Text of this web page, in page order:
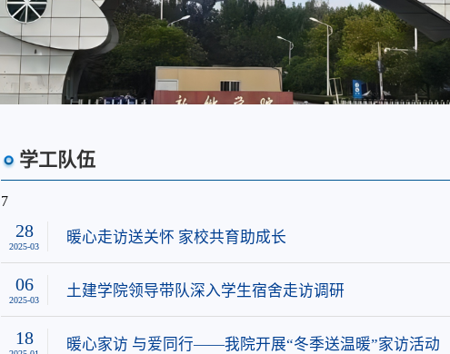
学工队伍
7
28
2025-03 暖心走访送关怀 家校共育助成长
06
2025-03 土建学院领导带队深入学生宿舍走访调研
18 暖心家访 与爱同行——我院开展“冬季送温暖”家访活动